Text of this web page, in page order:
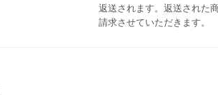
返送されます。返送された
請求させていただきます。